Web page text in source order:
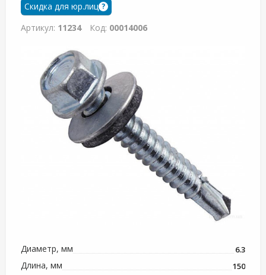
Скидка для юр.лиц ?
Артикул: 11234 Код: 00014006
Диаметр, мм 6.3
Длина, мм 150